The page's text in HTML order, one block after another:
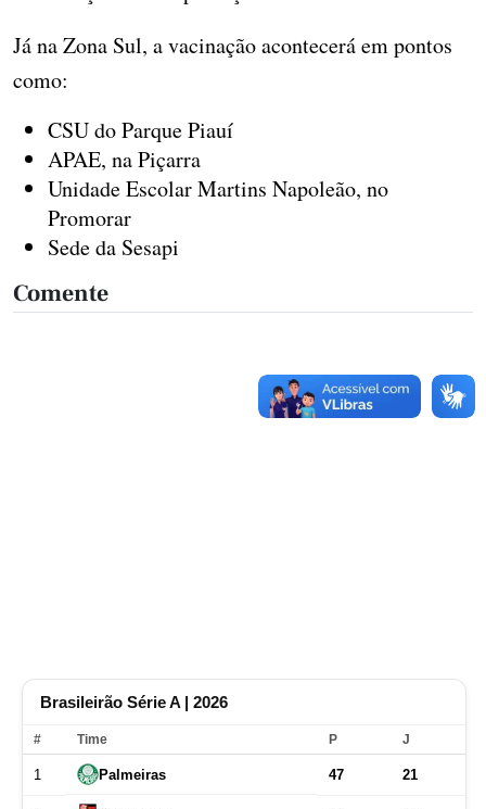
Já na Zona Sul, a vacinação acontecerá em pontos
como:
CSU do Parque Piauí
APAE, na Piçarra
Unidade Escolar Martins Napoleão, no
Promorar
Sede da Sesapi
Comente